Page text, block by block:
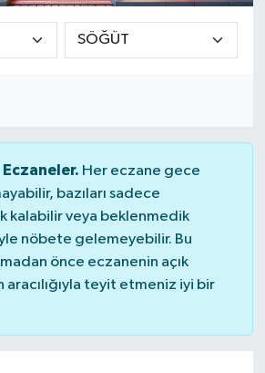
Her eczane gece
bazıları sadece
kalabilir veya beklenmedik
nöbete gelemeyebilir. Bu
önce eczanenin açık
teyit etmeniz iyi bir